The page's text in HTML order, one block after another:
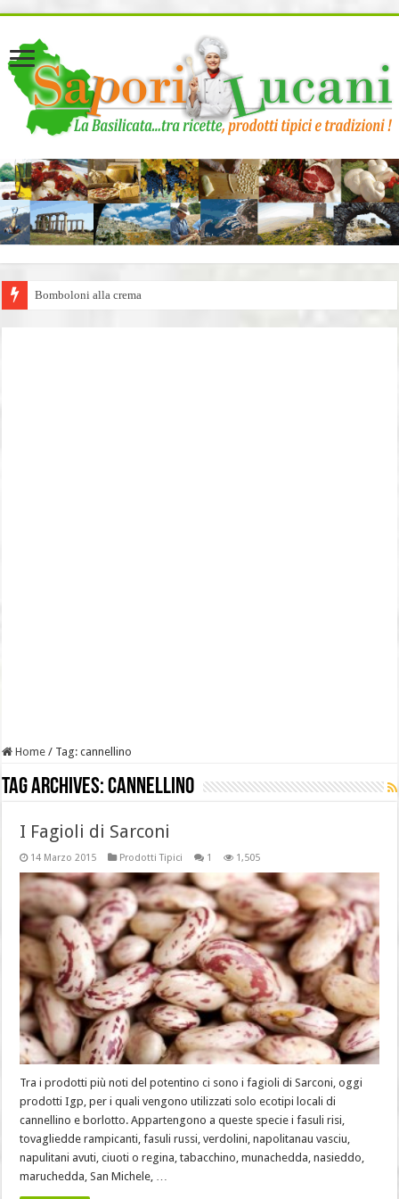
Bomboloni alla crema
Home / Tag:cannellino
Tag Archives:cannellino
I Fagioli di Sarconi
14 Marzo 2015 Prodotti Tipici 1 1,505
Tra i prodotti più noti del potentino ci sono i fagioli di Sarconi, oggi
prodotti Igp, per i quali vengono utilizzati solo ecotipi locali di
cannellino e borlotto. Appartengono a queste specie i fasuli risi,
tovagliedde rampicanti, fasuli russi, verdolini, napolitanau vasciu,
napulitani avuti, ciuoti o regina, tabacchino, munachedda, nasieddo,
maruchedda, San Michele, …